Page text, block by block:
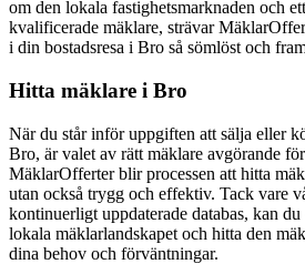
om den lokala fastighetsmarknaden och
kvalificerade mäklare, strävar
i din bostadsresa i Bro så sömlöst och
Hitta mäklare i Bro
När du står inför uppgiften att sälja eller
Bro, är valet av rätt mäklare avgörande
MäklarOfferter blir processen att hitta
utan också trygg och effektiv. Tack vare
kontinuerligt uppdaterade databas, kan
lokala mäklarlandskapet och hitta den
dina behov och förväntningar.